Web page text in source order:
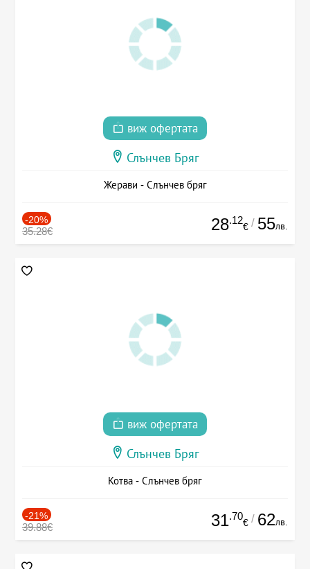
виж офертата
Слънчев Бряг
Жерави - Слънчев бряг
-20%
35.28€ 28.12
€ / 55лв.
виж офертата
Слънчев Бряг
Котва - Слънчев бряг
-21%
39.88€ 31.70
€ / 62лв.